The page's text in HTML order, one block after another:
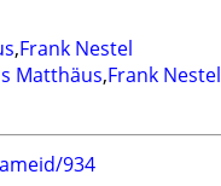
,Frank Nestel
Matthäus,Frank Nestel
934